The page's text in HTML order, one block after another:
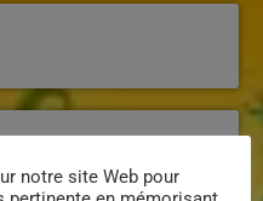
notre site Web pour